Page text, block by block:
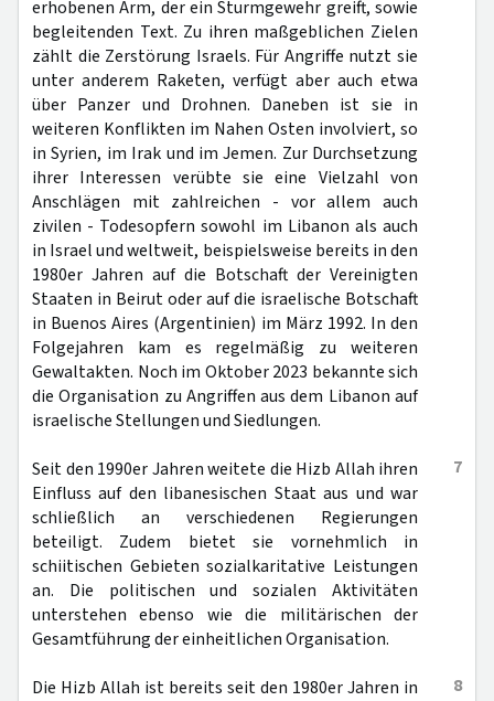
erhobenen Arm, der ein Sturmgewehr greift, sowie
begleitenden Text. Zu ihren maßgeblichen Zielen
zählt die Zerstörung Israels. Für Angriffe nutzt sie
unter anderem Raketen, verfügt aber auch etwa
über Panzer und Drohnen. Daneben ist sie in
weiteren Konflikten im Nahen Osten involviert, so
in Syrien, im Irak und im Jemen. Zur Durchsetzung
ihrer Interessen verübte sie eine Vielzahl von
Anschlägen mit zahlreichen - vor allem auch
zivilen - Todesopfern sowohl im Libanon als auch
in Israel und weltweit, beispielsweise bereits in den
1980er Jahren auf die Botschaft der Vereinigten
Staaten in Beirut oder auf die israelische Botschaft
in Buenos Aires (Argentinien) im März 1992. In den
Folgejahren kam es regelmäßig zu weiteren
Gewaltakten. Noch im Oktober 2023 bekannte sich
die Organisation zu Angriffen aus dem Libanon auf
israelische Stellungen und Siedlungen.
7
Seit den 1990er Jahren weitete die Hizb Allah ihren
Einfluss auf den libanesischen Staat aus und war
schließlich an verschiedenen Regierungen
beteiligt. Zudem bietet sie vornehmlich in
schiitischen Gebieten sozialkaritative Leistungen
an. Die politischen und sozialen Aktivitäten
unterstehen ebenso wie die militärischen der
Gesamtführung der einheitlichen Organisation.
8
Die Hizb Allah ist bereits seit den 1980er Jahren in